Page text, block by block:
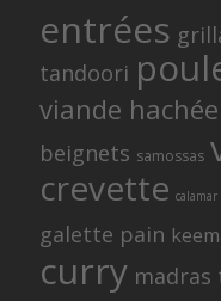
entrées
tandoori
viande hachée
beignets samossas
crevette calamar
galette pain
curry madras